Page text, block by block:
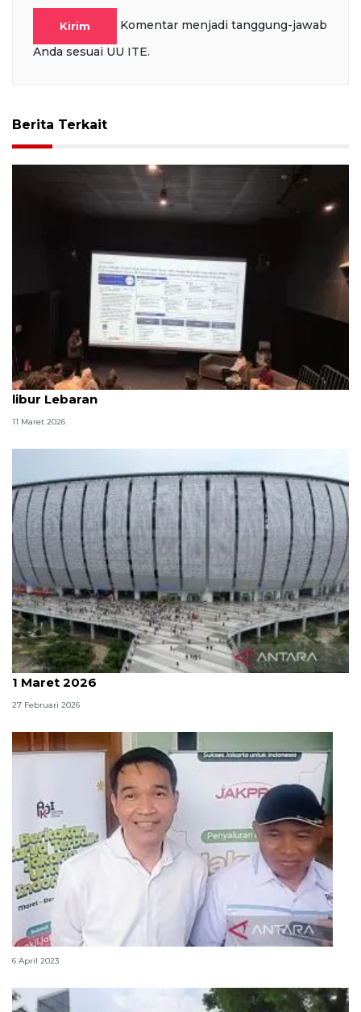
Kirim
Komentar menjadi tanggung-jawab
Anda sesuai UU ITE.
Berita Terkait
Planetarium sajikan tayangan variatif pada momen
libur Lebaran
11 Maret 2026
Jakpro gelar JIS Ramadhan Fest pada 28 Februari-
1 Maret 2026
27 Februari 2026
Jakpro belum putuskan JIS untuk lokasi Shalat Id
6 April 2023